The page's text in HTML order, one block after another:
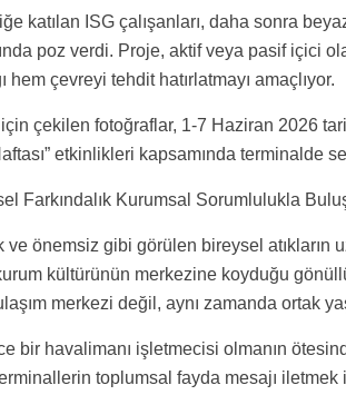
katılan ISG çalışanları, daha sonra
poz verdi. Proje, aktif veya pasif içici
hem çevreyi tehdit hatırlatmayı amaçlıyor.
çekilen fotoğraflar, 1-7 Haziran 2026
etkinlikleri kapsamında terminalde
Farkındalık Kurumsal Sorumlulukla
ve önemsiz gibi görülen bireysel
kültürünün merkezine koyduğu
merkezi değil, aynı zamanda ortak
bir havalimanı işletmecisi olmanın
toplumsal fayda mesajı